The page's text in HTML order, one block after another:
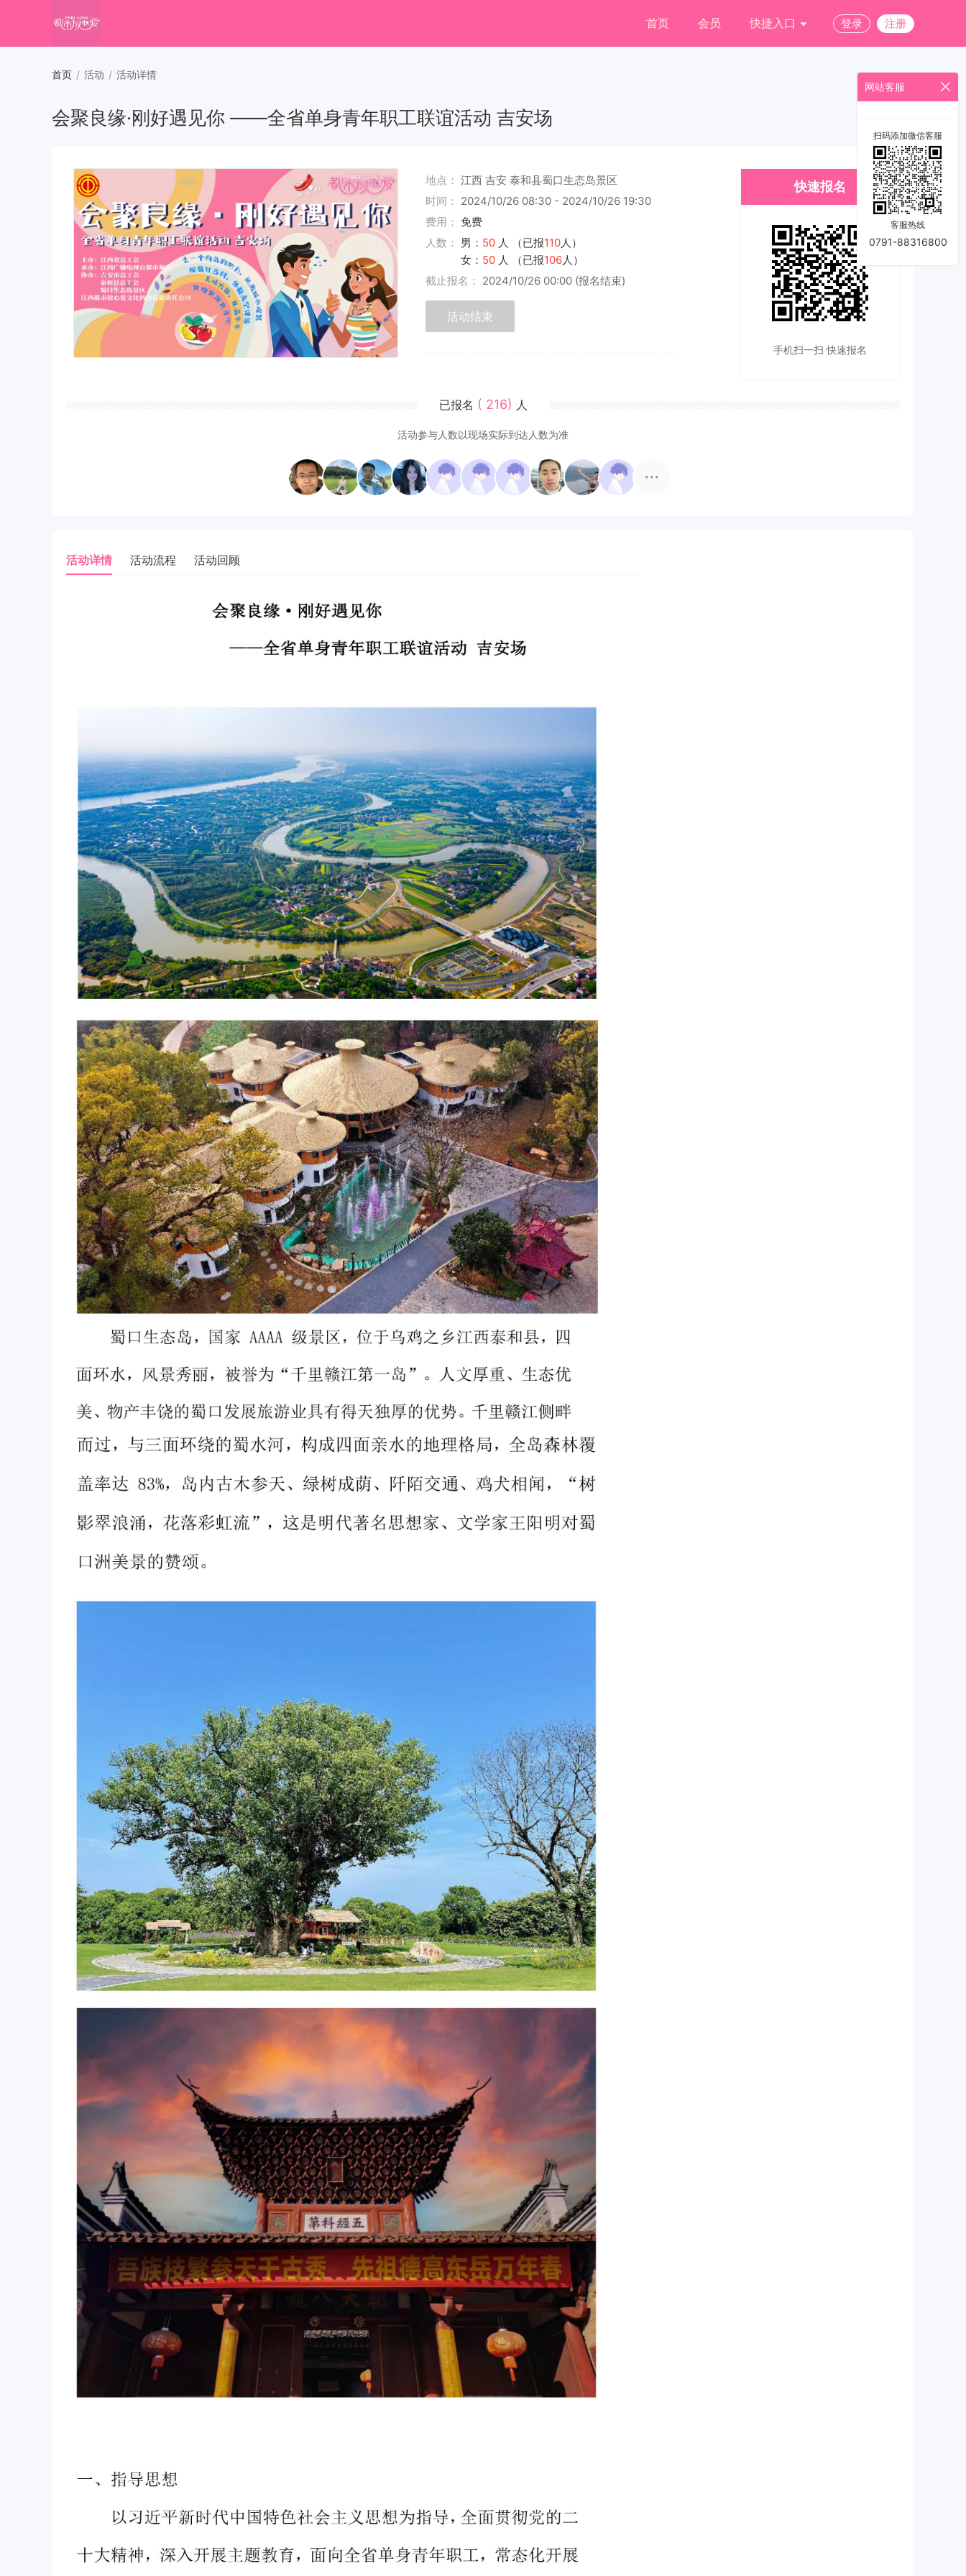
首页 会员 快捷入口 登录 注册
首页 / 活动 / 活动详情
会聚良缘·刚好遇见你 ——全省单身青年职工联谊活动 吉安场
地点： 江西 吉安 泰和县蜀口生态岛景区
时间： 2024/10/26 08:30 - 2024/10/26 19:30
费用： 免费
人数： 男： 50 人 （已报110人）
女： 50 人 （已报106人）
截止报名： 2024/10/26 00:00 (报名结束)
活动结束
快速报名
手机扫一扫 快速报名
已报名 ( 216) 人
活动参与人数以现场实际到达人数为准
活动详情 活动流程 活动回顾
网站客服
扫码添加微信客服
客服热线
0791-88316800